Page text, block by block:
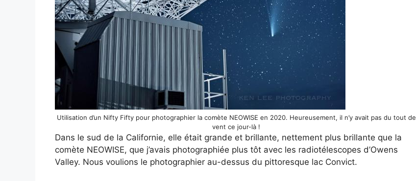
Utilisation d’un Nifty Fifty pour photographier la comète NEOWISE en 2020. Heureusement, il n’y avait pas du tout de
vent ce jour-là !
Dans le sud de la Californie, elle était grande et brillante, nettement plus brillante que la
comète NEOWISE, que j’avais photographiée plus tôt avec les radiotélescopes d’Owens
Valley. Nous voulions le photographier au-dessus du pittoresque lac Convict.